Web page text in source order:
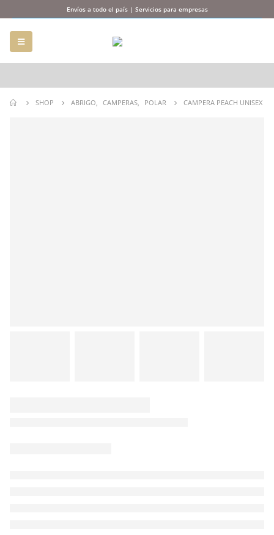
Envíos a todo el país | Servicios para empresas
SHOP ABRIGO, CAMPERAS, POLAR CAMPERA PEACH UNISEX